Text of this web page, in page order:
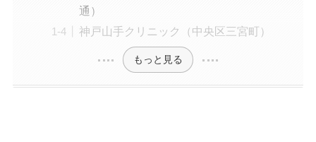
通）
神戸山手クリニック（中央区三宮町）
もっと見る